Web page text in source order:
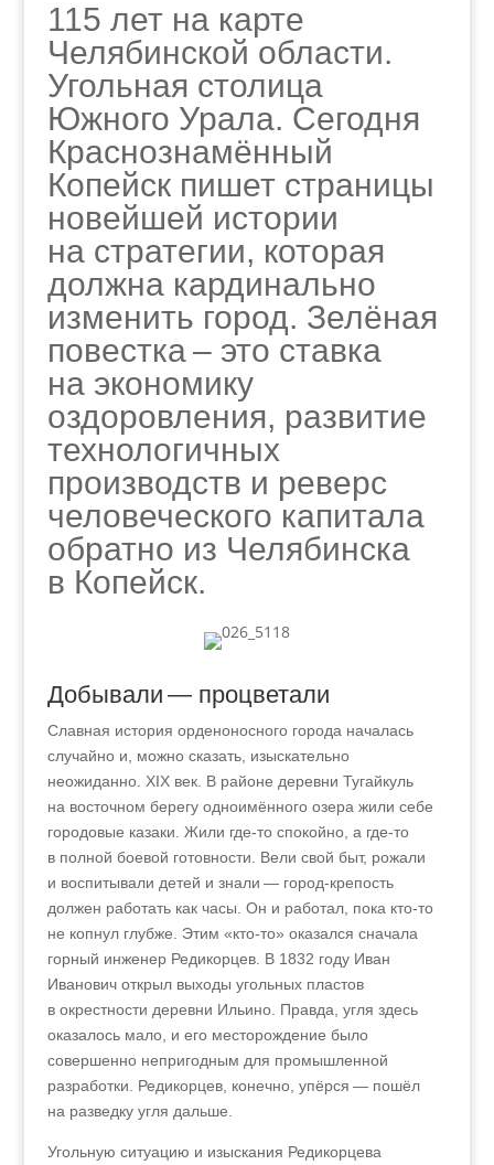
115 лет на карте
Челябинской области.
Угольная столица
Южного Урала. Сегодня
Краснознамённый
Копейск пишет страницы
новейшей истории
на стратегии, которая
должна кардинально
изменить город. Зелёная
повестка – это ставка
на экономику
оздоровления, развитие
технологичных
производств и реверс
человеческого капитала
обратно из Челябинска
в Копейск.
Добывали — процветали
Славная история орденоносного города началась
случайно и, можно сказать, изыскательно
неожиданно. XIX век. В районе деревни Тугайкуль
на восточном берегу одноимённого озера жили себе
городовые казаки. Жили где-то спокойно, а где-то
в полной боевой готовности. Вели свой быт, рожали
и воспитывали детей и знали — город-крепость
должен работать как часы. Он и работал, пока кто-то
не копнул глубже. Этим «кто-то» оказался сначала
горный инженер Редикорцев. В 1832 году Иван
Иванович открыл выходы угольных пластов
в окрестности деревни Ильино. Правда, угля здесь
оказалось мало, и его месторождение было
совершенно непригодным для промышленной
разработки. Редикорцев, конечно, упёрся — пошёл
на разведку угля дальше.
Угольную ситуацию и изыскания Редикорцева